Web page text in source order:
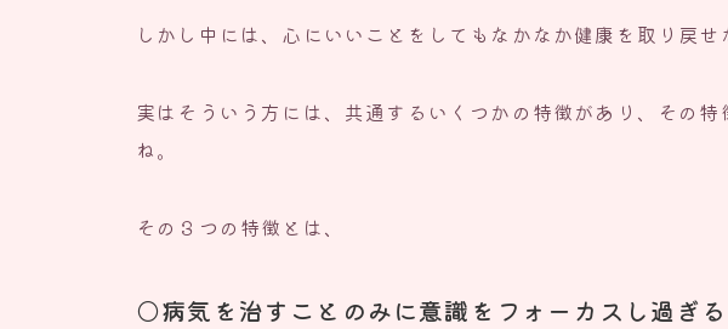
しかし中には、心にいいことをしてもなかなか健康を取り戻せ
実はそういう方には、共通するいくつかの特徴があり、その
ね。
その３つの特徴とは、
○病気を治すことのみに意識をフォーカスし過ぎる